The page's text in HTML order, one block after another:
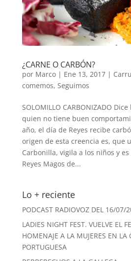
¿CARNE O CARBÓN?
por Marco| Ene 13, 2017|
comemos, Seguimos
SOLOMILLO CARBONIZADO
quien no tiene buen
año, el día de Reyes recibe
origen de esta creencia es, que
Carbonilla, vigila a los niños y
Reyes Magos de...
Lo + reciente
PODCAST RADIOVOZ DEL 16/07/
LADIES NIGHT FEST. VUELVE EL
HOMENAJE A LA MUJERES EN
PORTUGUESA